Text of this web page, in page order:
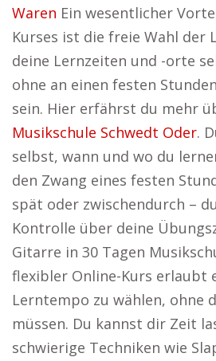
Waren Ein wesentlicher
Kurses ist die freie Wahl der
deine Lernzeiten und -orte
ohne an einen festen
sein. Hier erfährst du mehr
Musikschule Schwedt Oder.
selbst, wann und wo du
den Zwang eines festen
spät oder zwischendurch –
Kontrolle über deine
Gitarre in 30 Tagen
flexibler Online-Kurs erlaubt
Lerntempo zu wählen, ohne
müssen. Du kannst dir Zeit
schwierige Techniken wie